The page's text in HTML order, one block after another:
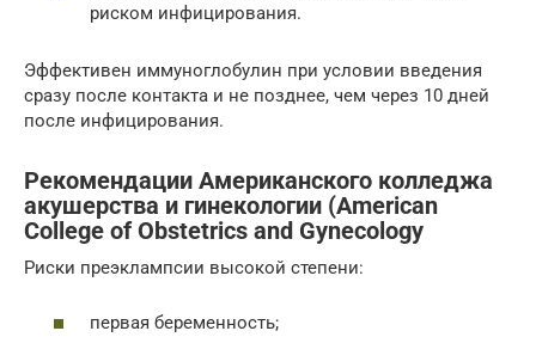
риском инфицирования.
Эффективен иммуноглобулин при условии введения
сразу после контакта и не позднее, чем через 10 дней
после инфицирования.
Рекомендации Американского колледжа
акушерства и гинекологии (American
College of Obstetrics and Gynecology
Риски преэклампсии высокой степени:
первая беременность;